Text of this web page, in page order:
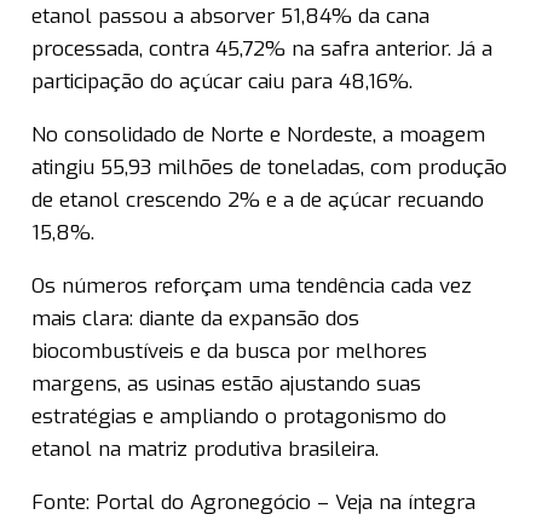
etanol passou a absorver 51,84% da cana
processada, contra 45,72% na safra anterior. Já a
participação do açúcar caiu para 48,16%.
No consolidado de Norte e Nordeste, a moagem
atingiu 55,93 milhões de toneladas, com produção
de etanol crescendo 2% e a de açúcar recuando
15,8%.
Os números reforçam uma tendência cada vez
mais clara: diante da expansão dos
biocombustíveis e da busca por melhores
margens, as usinas estão ajustando suas
estratégias e ampliando o protagonismo do
etanol na matriz produtiva brasileira.
Fonte: Portal do Agronegócio – Veja na íntegra